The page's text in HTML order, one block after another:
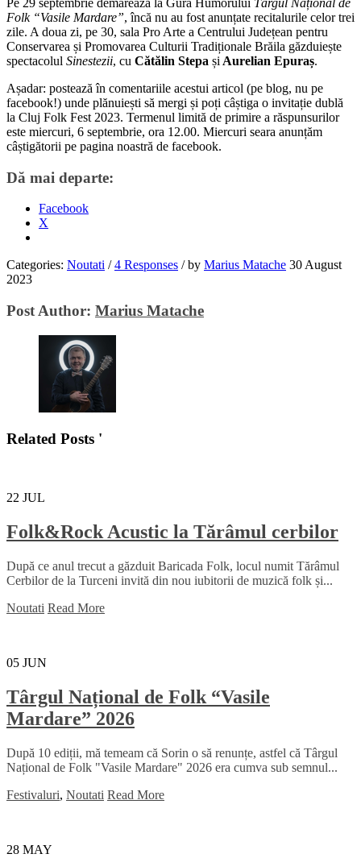
Folk “Vasile Mardare”, încă nu au fost anunțate recitalurile celor trei
zile. A doua zi, pe 30, sala Pro Arte a Centrului Județean pentru
Conservarea și Promovarea Culturii Tradiționale Brăila găzduiește
spectacolul Sinestezii, cu Cătălin Stepa și Aurelian Epuraș.
Așadar: postează în comentariile acestui articol (pe blog, nu pe
facebook!) unde plănuiești să mergi și poți câștiga o invitație dublă
la Cluj Folk Fest 2023. Termenul limită de primire a răspunsurilor
este miercuri, 6 septembrie, ora 12.00. Miercuri seara anunțăm
câștigătorii pe pagina noastră de facebook.
Dă mai departe:
Facebook
X
Categories: Noutati / 4 Responses /by Marius Matache 30 August
2023
Post Author: Marius Matache
Related Posts '
22 JUL
Folk&Rock Acustic la Tărâmul cerbilor
După ce anul trecut a găzduit Baricada Folk, locul numit Tărâmul
Cerbilor de la Turceni invită din nou iubitorii de muzică folk și...
Noutati Read More
05 JUN
Târgul Național de Folk “Vasile
Mardare” 2026
După 10 ediții, mă temeam că Sorin o să renunțe, astfel că Târgul
Național de Folk "Vasile Mardare" 2026 era cumva sub semnul...
Festivaluri, Noutati Read More
28 MAY